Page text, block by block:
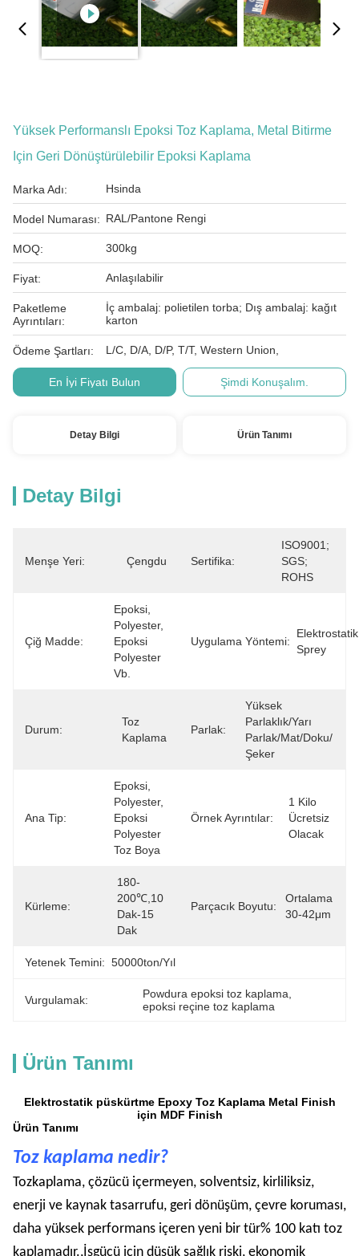
Yüksek Performanslı Epoksi Toz Kaplama, Metal Bitirme
Için Geri Dönüştürülebilir Epoksi Kaplama
Marka Adı: Hsinda
Model Numarası: RAL/Pantone Rengi
MOQ: 300kg
Fiyat: Anlaşılabilir
Paketleme
Ayrıntıları:
İç ambalaj: polietilen torba; Dış ambalaj: kağıt
karton
Ödeme Şartları: L/C, D/A, D/P, T/T, Western Union,
En İyi Fiyatı Bulun Şimdi Konuşalım.
Detay Bilgi Ürün Tanımı
Detay Bilgi
Menşe Yeri: Çengdu Sertifika:
ISO9001;
SGS;
ROHS
Çiğ Madde:
Epoksi,
Polyester,
Epoksi
Polyester
Vb.
Uygulama Yöntemi:
Elektrostatik
Sprey
Durum:
Toz
Kaplama
Parlak:
Yüksek
Parlaklık/yarı
Parlak/mat/doku/
Şeker
Ana Tip:
Epoksi,
Polyester,
Epoksi
Polyester
Toz Boya
Örnek Ayrıntılar:
1 Kilo
Ücretsiz
Olacak
Kürleme:
180-
200℃,10
Dak-15
Dak
Parçacık Boyutu:
Ortalama
30-42μm
Yetenek Temini: 50000ton/yıl
Vurgulamak: Powdura epoksi toz kaplama
epoksi reçine toz kaplama
Ürün Tanımı
Elektrostatik püskürtme Epoxy Toz Kaplama Metal Finish
için MDF Finish
Ürün Tanımı
Toz kaplama nedir?
Tozkaplama, çözücü içermeyen, solventsiz, kirliliksiz,
enerji ve kaynak tasarrufu, geri dönüşüm, çevre koruması,
daha yüksek performans içeren yeni bir tür% 100 katı toz
kaplamadır.,İşgücü için düşük sağlık riski, ekonomik